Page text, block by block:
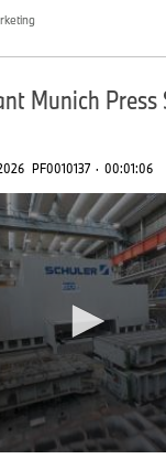
Munich
PF0010137 · 00:01:06